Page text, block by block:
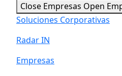
Close Empresas Open
Soluciones Corporativas
Radar IN
Empresas